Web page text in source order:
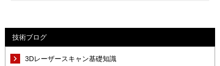
技術ブログ
3Dレーザースキャン基礎知識